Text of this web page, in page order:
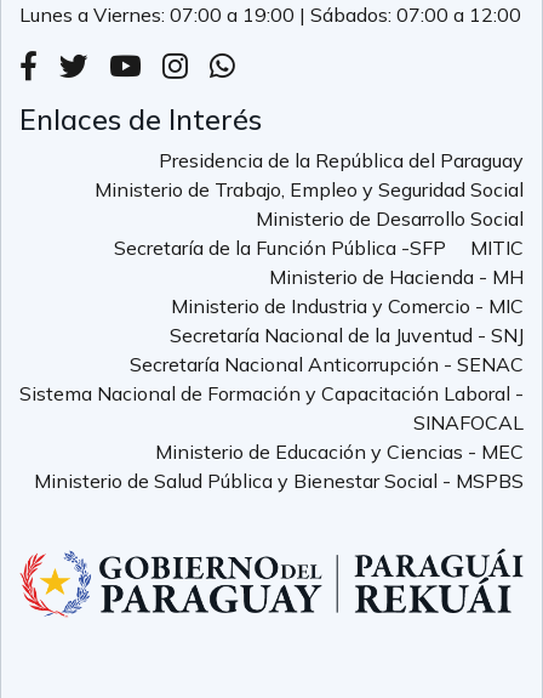
Lunes a Viernes: 07:00 a 19:00 | Sábados: 07:00 a 12:00
Enlaces de Interés
Presidencia de la República del Paraguay
Ministerio de Trabajo, Empleo y Seguridad Social
Ministerio de Desarrollo Social
Secretaría de la Función Pública -SFP
MITIC
Ministerio de Hacienda - MH
Ministerio de Industria y Comercio - MIC
Secretaría Nacional de la Juventud - SNJ
Secretaría Nacional Anticorrupción - SENAC
Sistema Nacional de Formación y Capacitación Laboral -
SINAFOCAL
Ministerio de Educación y Ciencias - MEC
Ministerio de Salud Pública y Bienestar Social - MSPBS